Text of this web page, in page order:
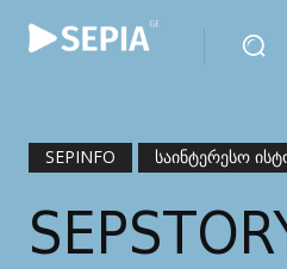
SEPINFO ᲡᲐᲘᲜᲢᲔᲠᲔᲡᲝ